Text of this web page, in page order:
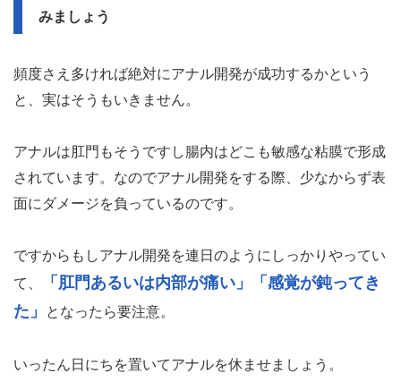
みましょう
頻度さえ多ければ絶対にアナル開発が成功するかという
と、実はそうもいきません。
アナルは肛門もそうですし腸内はどこも敏感な粘膜で形成
されています。なのでアナル開発をする際、少なからず表
面にダメージを負っているのです。
ですからもしアナル開発を連日のようにしっかりやってい
て、
「肛門あるいは内部が痛い」「感覚が鈍ってき
た」
となったら要注意。
いったん日にちを置いてアナルを休ませましょう。